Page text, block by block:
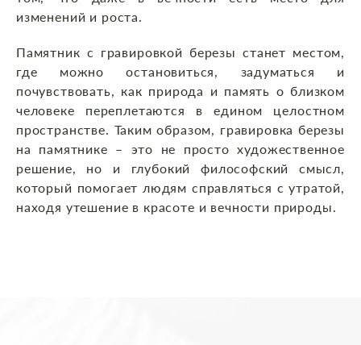
изменений и роста.
Памятник с гравировкой березы станет местом,
где можно остановиться, задуматься и
почувствовать, как природа и память о близком
человеке переплетаются в едином целостном
пространстве. Таким образом, гравировка березы
на памятнике – это не просто художественное
решение, но и глубокий философский смысл,
который помогает людям справляться с утратой,
находя утешение в красоте и вечности природы.